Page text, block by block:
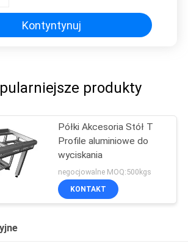
Kontyntynuj
produkty
Półki Akcesoria Stół T
Profile aluminiowe do
wyciskania
negocjowalne MOQ:500kgs
KONTAKT